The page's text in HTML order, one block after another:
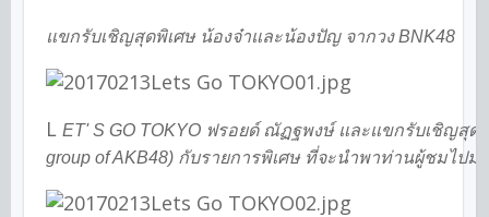
แขกรับเชิญสุดพิเศษ น้องจ๋าและน้องปัญ จากวง BNK48
L ET' S GO TOKYO ฟรอยด์ ณัฏฐพงษ์ และแขกรับเชิญสุด
group of AKB48) กับรายการพิเศษ ที่จะนำพาท่านผู้ชมไป